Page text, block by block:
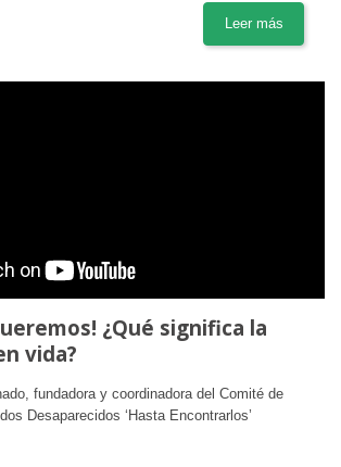
Leer más
¿Qué significa la
vida?
fundadora y coordinadora del Comité de
Desaparecidos ‘Hasta Encontrarlos’